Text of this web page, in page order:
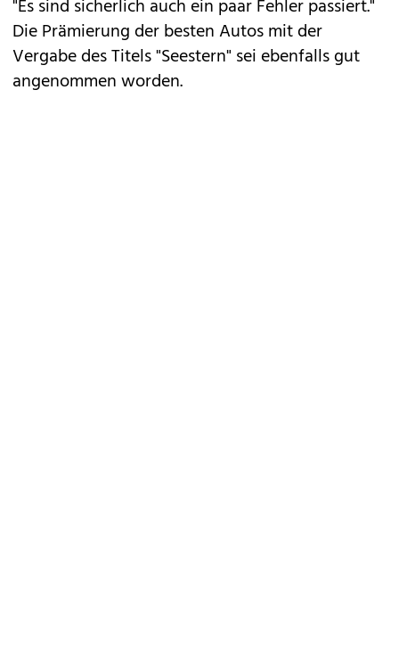
"Es sind sicherlich auch ein paar Fehler passiert."
Die Prämierung der besten Autos mit der
Vergabe des Titels "Seestern" sei ebenfalls gut
angenommen worden.